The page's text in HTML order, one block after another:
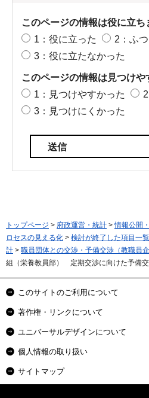
このページの情報は役に立ち
1：役に立った
2：ふつ
3：役に立たなかった
このページの情報は見つけや
1：見つけやすかった
3：見つけにくかった
トップページ > 府政運営・統計 >情報公開
ロセスの見える化 > 検討が終了した項目一
計 > 職員団体との交渉・予備交渉（教職員企
組（栄養教員部） 定期交渉に向けた予備
このサイトのご利用について
著作権・リンクについて
ユニバーサルデザインについて
個人情報の取り扱い
サイトマップ